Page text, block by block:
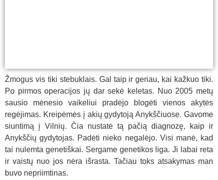
Žmogus vis tiki stebuklais. Gal taip ir geriau, kai kažkuo tiki.
Po pirmos operacijos jų dar sekė keletas. Nuo 2005 metų
sausio mėnesio vaikeliui pradėjo blogėti vienos akytės
regėjimas. Kreipėmės į akių gydytoją Anykščiuose. Gavome
siuntimą į Vilnių. Čia nustatė tą pačią diagnozę, kaip ir
Anykščių gydytojas. Padėti nieko negalėjo. Visi manė, kad
tai nulemta genetiškai. Sergame genetikos liga. Ji labai reta
ir vaistų nuo jos nėra išrasta. Tačiau toks atsakymas man
buvo nepriimtinas.